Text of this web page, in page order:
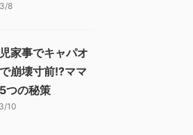
8
家事でキャパオ
崩壊寸前!?ママ
つの秘策
10